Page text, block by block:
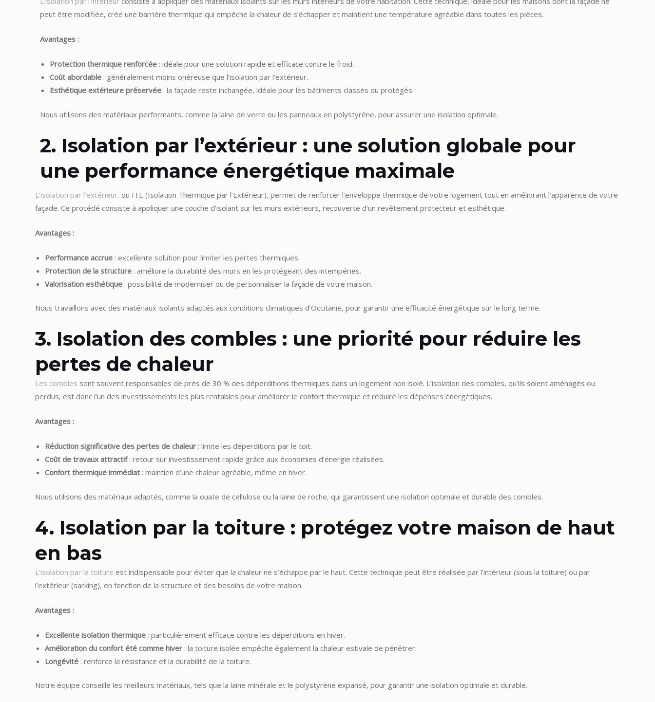
peut être modifiée, crée une barrière thermique qui empêche la chaleur de s’échapper et maintient une température agréable dans toutes les pièces.
Avantages :
Protection thermique renforcée : idéale pour une solution rapide et efficace contre le froid.
Coût abordable : généralement moins onéreuse que l’isolation par l’extérieur.
Esthétique extérieure préservée : la façade reste inchangée, idéale pour les bâtiments classés ou protégés.
Nous utilisons des matériaux performants, comme la laine de verre ou les panneaux en polystyrène, pour assurer une isolation optimale.
2. Isolation par l’extérieur : une solution globale pour
une performance énergétique maximale
L’isolation par l’extérieur, ou ITE (Isolation Thermique par l’Extérieur), permet de renforcer l’enveloppe thermique de votre logement tout en améliorant l’apparence de votre
façade. Ce procédé consiste à appliquer une couche d’isolant sur les murs extérieurs, recouverte d’un revêtement protecteur et esthétique.
Avantages :
Performance accrue : excellente solution pour limiter les pertes thermiques.
Protection de la structure : améliore la durabilité des murs en les protégeant des intempéries.
Valorisation esthétique : possibilité de moderniser ou de personnaliser la façade de votre maison.
Nous travaillons avec des matériaux isolants adaptés aux conditions climatiques d’Occitanie, pour garantir une efficacité énergétique sur le long terme.
3. Isolation des combles : une priorité pour réduire les
pertes de chaleur
Les combles sont souvent responsables de près de 30 % des déperditions thermiques dans un logement non isolé. L’isolation des combles, qu’ils soient aménagés ou
perdus, est donc l’un des investissements les plus rentables pour améliorer le confort thermique et réduire les dépenses énergétiques.
Avantages :
Réduction significative des pertes de chaleur : limite les déperditions par le toit.
Coût de travaux attractif: retour sur investissement rapide grâce aux économies d’énergie réalisées.
Confort thermique immédiat : maintien d’une chaleur agréable, même en hiver.
Nous utilisons des matériaux adaptés, comme la ouate de cellulose ou la laine de roche, qui garantissent une isolation optimale et durable des combles.
4. Isolation par la toiture : protégez votre maison de haut
en bas
L’isolation par la toiture est indispensable pour éviter que la chaleur ne s’échappe par le haut. Cette technique peut être réalisée par l’intérieur (sous la toiture) ou par
l’extérieur (sarking), en fonction de la structure et des besoins de votre maison.
Avantages :
Excellente isolation thermique : particulièrement efficace contre les déperditions en hiver.
Amélioration du confort été comme hiver : la toiture isolée empêche également la chaleur estivale de pénétrer.
Longévité : renforce la résistance et la durabilité de la toiture.
Notre équipe conseille les meilleurs matériaux, tels que la laine minérale et le polystyrène expansé, pour garantir une isolation optimale et durable.